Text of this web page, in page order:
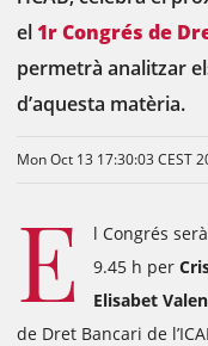
el1r Congrés de
permetrà analitzar
d’aquesta matèria.
Mon Oct 13 17:30:03 CEST
E
l Congrés
9.45 h per
Elisabet
de Dret Bancari de